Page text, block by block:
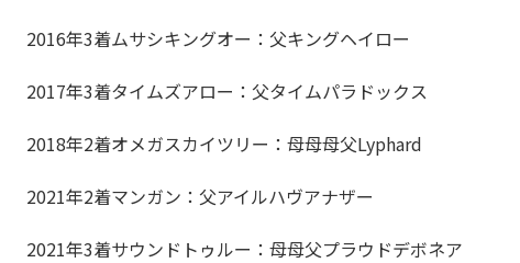
2016年3着ムサシキングオー：父キングヘイロー
2017年3着タイムズアロー：父タイムパラドックス
2018年2着オメガスカイツリー：母母母父Lyphard
2021年2着マンガン：父アイルハヴアナザー
2021年3着サウンドトゥルー：母母父プラウドデボネア